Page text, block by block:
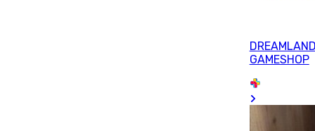
GAMESHOP